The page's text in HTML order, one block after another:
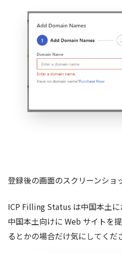
登録後の画面のスクリーンショ
ICP Filling Status は中国本土に
中国本土向けに Web サイトを
るとかの場合だけ気にしてくだ